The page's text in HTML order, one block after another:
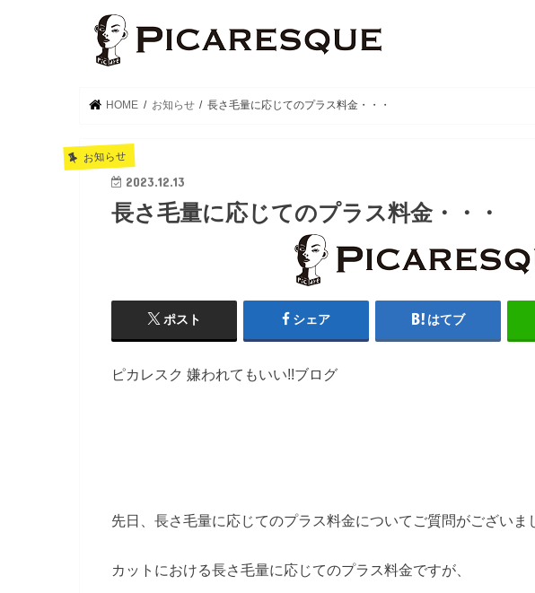
HOME お知らせ 長さ毛量に応じてのプラス料金・・・
お知らせ
2023.12.13
長さ毛量に応じてのプラス料金・・・
ポスト シェア はてブ
ピカレスク 嫌われてもいい!!ブログ
先日、長さ毛量に応じてのプラス料金についてご質問がございま
カットにおける長さ毛量に応じてのプラス料金ですが、